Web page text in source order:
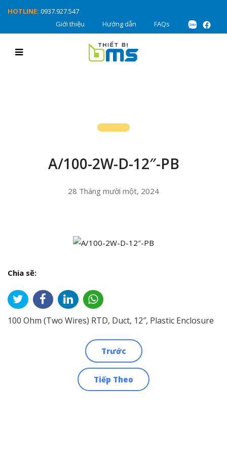
HOTLINE: 0937.927.547
Giới thiệu
Hướng dẫn FAQs
A/100-2W-D-12″-PB
28 Tháng mười một, 2024
Chia sẽ:
100 Ohm (Two Wires) RTD, Duct, 12″, Plastic Enclosure
Trước
Tiếp Theo